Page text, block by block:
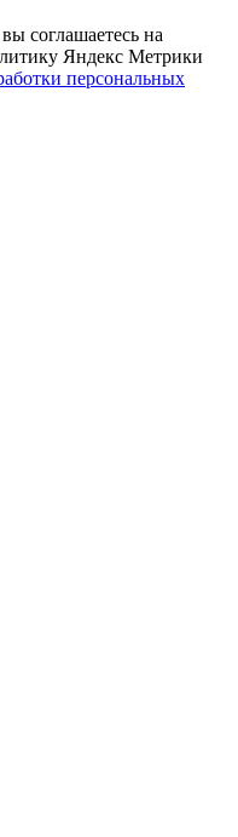
соглашаетесь на
Яндекс Метрики
персональных